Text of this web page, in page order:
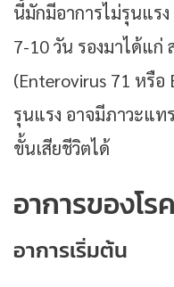
นี้มักมีอาการไม่รุนแร
7-10 วัน รองมาได้แก่
(Enterovirus 71 หรื
รุนแรง อาจมีภาวะแท
ขั้นเสียชีวิตได้
อาการของโร
อาการเริ่มต้น